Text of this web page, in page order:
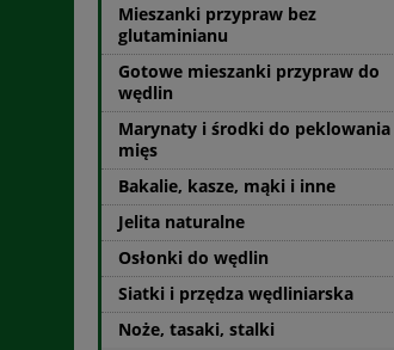
Mieszanki przypraw bez
glutaminianu
Gotowe mieszanki przypraw do
wędlin
Marynaty i środki do peklowania
mięs
Bakalie, kasze, mąki i inne
Jelita naturalne
Osłonki do wędlin
Siatki i przędza wędliniarska
Noże, tasaki, stalki